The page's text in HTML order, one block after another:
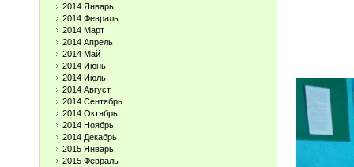
2014 Январь
2014 Февраль
2014 Март
2014 Апрель
2014 Май
2014 Июнь
2014 Июль
2014 Август
2014 Сентябрь
2014 Октябрь
2014 Ноябрь
2014 Декабрь
2015 Январь
2015 Февраль